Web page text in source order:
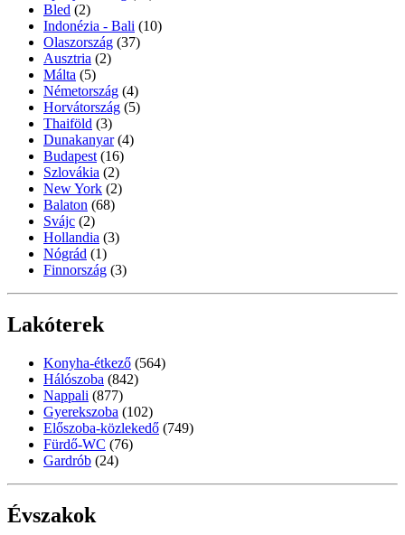
Bled (2)
Indonézia - Bali (10)
Olaszország (37)
Ausztria (2)
Málta (5)
Németország (4)
Horvátország (5)
Thaiföld (3)
Dunakanyar (4)
Budapest (16)
Szlovákia (2)
New York (2)
Balaton (68)
Svájc (2)
Hollandia (3)
Nógrád (1)
Finnország (3)
Lakóterek
Konyha-étkező (564)
Hálószoba (842)
Nappali (877)
Gyerekszoba (102)
Előszoba-közlekedő (749)
Fürdő-WC (76)
Gardrób (24)
Évszakok